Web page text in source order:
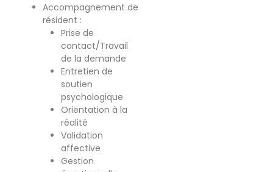
Accompagnement de
résident :
Prise de
contact/Travail
de la demande
Entretien de
soutien
psychologique
Orientation à la
réalité
Validation
affective
Gestion